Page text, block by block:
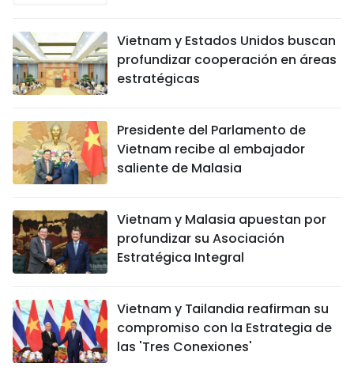
Vietnam y Estados Unidos buscan
profundizar cooperación en áreas
estratégicas
Presidente del Parlamento de
Vietnam recibe al embajador
saliente de Malasia
Vietnam y Malasia apuestan por
profundizar su Asociación
Estratégica Integral
Vietnam y Tailandia reafirman su
compromiso con la Estrategia de
las 'Tres Conexiones'